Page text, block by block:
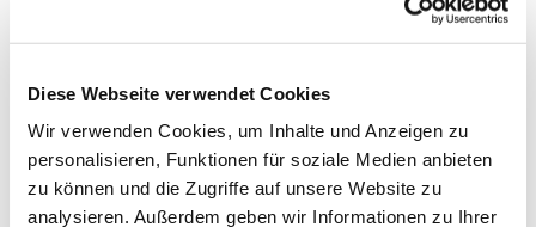
Diese Webseite verwendet Cookies
Wir verwenden Cookies, um Inhalte und Anzeigen zu
personalisieren, Funktionen für soziale Medien anbieten
zu können und die Zugriffe auf unsere Website zu
analysieren. Außerdem geben wir Informationen zu Ihrer